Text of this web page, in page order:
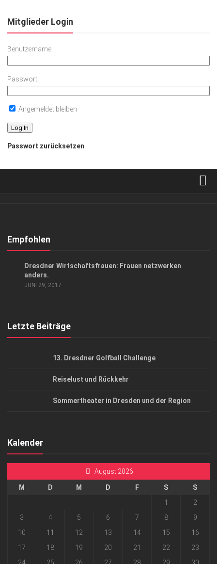
Mitglieder Login
Benutzername
Passwort
Angemeldet bleiben
Passwort zurücksetzen
Kontakt, Impressum
Empfohlen
Dresdner Wirtschaftsfrauen: Frauen netzwerken
anders.
JUNI 29, 2017
Letzte Beiträge
13. Dresdner Golfball Challenge
Reiselust und Rückkehr
Sommertheater in Dresden und der Region
Kalender
August 2026
M D M D F S
S
1
2
3
4 5 6 7 8
9
10
11 12 13 14 15
16
17
18 19 20 21 22
23